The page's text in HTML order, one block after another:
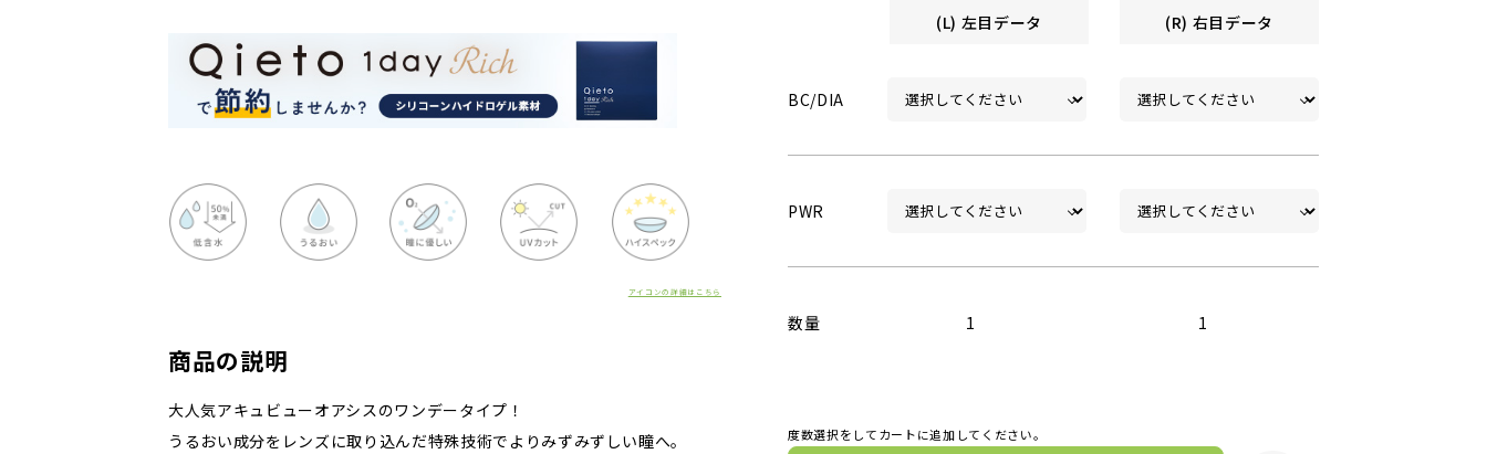
アイコンの詳細はこちら
商品の説明
大人気アキュビューオアシスのワンデータイプ！
うるおい成分をレンズに取り込んだ特殊技術でよりみずみずしい瞳へ。
(L) 左目データ (R) 右目データ
BC/DIA
PWR
数量 1 1
度数選択をしてカートに追加してください。